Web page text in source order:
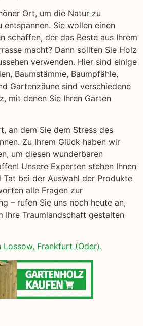
Ort, um die Natur zu
entspannen. Sie wollen einen
schaffen, der das Beste aus Ihrem
macht? Dann sollten Sie Holz
verwenden. Hier sind einige
Baumstämme, Baumpfähle,
Gartenzäune sind verschiedene
mit denen Sie Ihren Garten
an dem Sie dem Stress des
Zu Ihrem Glück haben wir
um diesen wunderbaren
Unsere Experten stehen Ihnen
bei der Auswahl der Produkte
alle Fragen zur
– rufen Sie uns noch heute an,
Ihre Traumlandschaft gestalten
Frankfurt (Oder).